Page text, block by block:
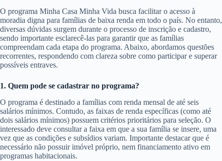
O programa Minha Casa Minha Vida busca facilitar o acesso à
moradia digna para famílias de baixa renda em todo o país. No entanto,
diversas dúvidas surgem durante o processo de inscrição e cadastro,
sendo importante esclarecê-las para garantir que as famílias
compreendam cada etapa do programa. Abaixo, abordamos questões
recorrentes, respondendo com clareza sobre como participar e superar
possíveis entraves.
1. Quem pode se cadastrar no programa?
O programa é destinado a famílias com renda mensal de até seis
salários mínimos. Contudo, as faixas de renda específicas (como até
dois salários mínimos) possuem critérios prioritários para seleção. O
interessado deve consultar a faixa em que a sua família se insere, uma
vez que as condições e subsídios variam. Importante destacar que é
necessário não possuir imóvel próprio, nem financiamento ativo em
programas habitacionais.